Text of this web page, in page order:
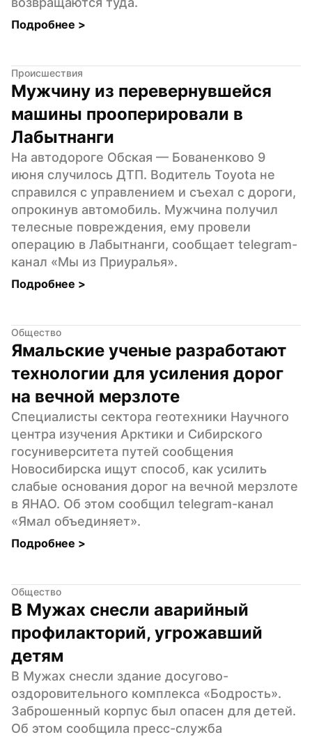
Подробнее >
Происшествия
Мужчину из перевернувшейся
машины прооперировали в
Лабытнанги
На автодороге Обская — Бованенково 9
июня случилось ДТП. Водитель Toyota не
справился с управлением и съехал с дороги,
опрокинув автомобиль. Мужчина получил
телесные повреждения, ему провели
операцию в Лабытнанги, сообщает telegram-
канал «Мы из Приуралья».
Подробнее >
Общество
Ямальские ученые разработают
технологии для усиления дорог
на вечной мерзлоте
Специалисты сектора геотехники Научного
центра изучения Арктики и Сибирского
госуниверситета путей сообщения
Новосибирска ищут способ, как усилить
слабые основания дорог на вечной мерзлоте
в ЯНАО. Об этом сообщил telegram-канал
«Ямал объединяет».
Подробнее >
Общество
В Мужах снесли аварийный
профилакторий, угрожавший
детям
В Мужах снесли здание досугово-
оздоровительного комплекса «Бодрость».
Заброшенный корпус был опасен для детей.
Об этом сообщила пресс-служба